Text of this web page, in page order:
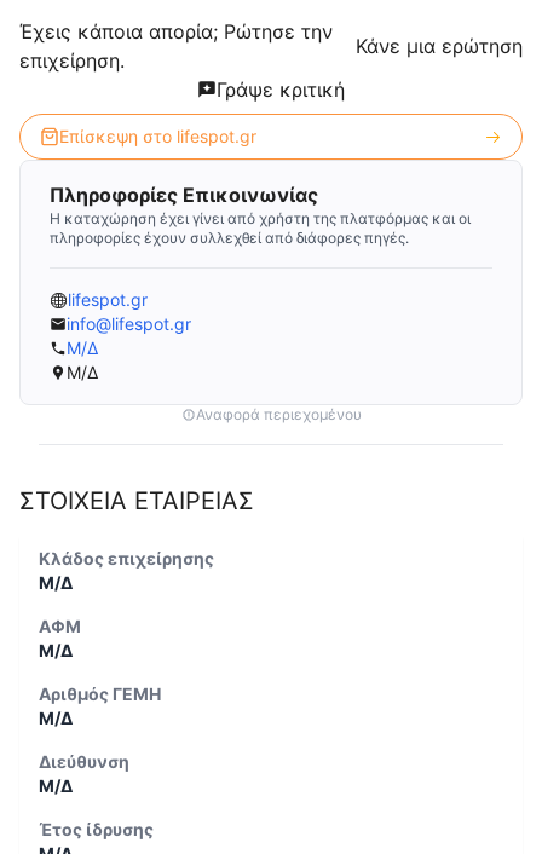
Έχεις κάποια απορία; Ρώτησε την
επιχείρηση.
Κάνε μια ερώτηση
Γράψε κριτική
Επίσκεψη στο lifespot.gr
Πληροφορίες Επικοινωνίας
Η καταχώρηση έχει γίνει από χρήστη της πλατφόρμας και οι
πληροφορίες έχουν συλλεχθεί από διάφορες πηγές.
lifespot.gr
info@lifespot.gr
Μ/Δ
Μ/Δ
Αναφορά περιεχομένου
ΣΤΟΙΧΕΙΑ ΕΤΑΙΡΕΙΑΣ
Κλάδος επιχείρησης
Μ/Δ
ΑΦΜ
Μ/Δ
Αριθμός ΓΕΜΗ
Μ/Δ
Διεύθυνση
Μ/Δ
Έτος ίδρυσης